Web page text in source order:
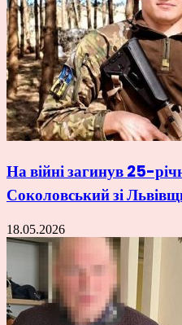
На війні загинув 25-
Соколовський зі
18.05.2026